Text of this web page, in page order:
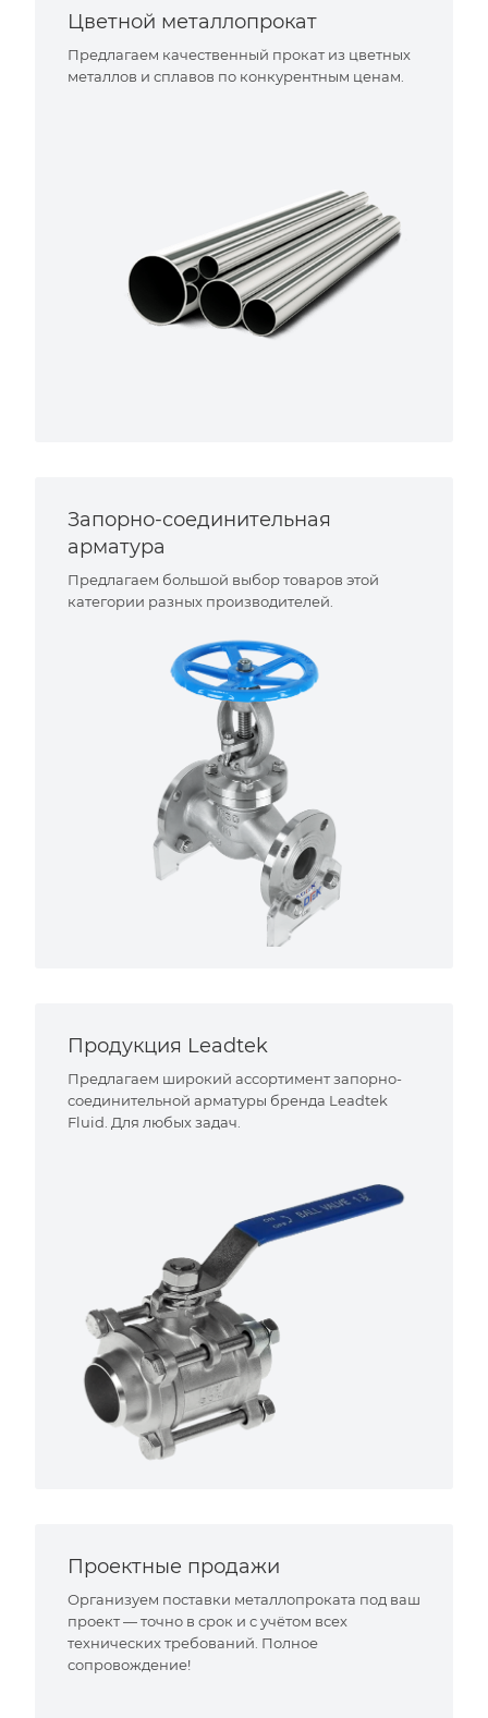
Цветной металлопрокат
Предлагаем качественный прокат из цветных
металлов и сплавов по конкурентным ценам.
Запорно-соединительная
арматура
Предлагаем большой выбор товаров этой
категории разных производителей.
Продукция Leadtek
Предлагаем широкий ассортимент запорно-
соединительной арматуры бренда Leadtek
Fluid. Для любых задач.
Проектные продажи
Организуем поставки металлопроката под ваш
проект — точно в срок и с учётом всех
технических требований. Полное
сопровождение!